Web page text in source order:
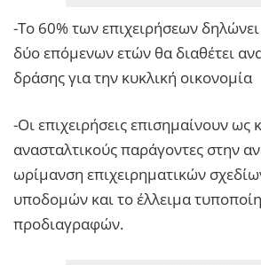
-Το 60% των επιχειρήσεων
δύο επόμενων ετών θα διαθέτει
δράσης για την κυκλική οικονομία
-Οι επιχειρήσεις επισημαίνουν ως
ανασταλτικούς παράγοντες στην
ωρίμανση επιχειρηματικών
υποδομών και το έλλειμα
προδιαγραφών.